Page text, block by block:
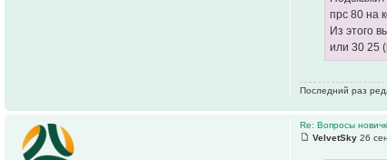
прс 80 на
Из этого
или 30 25
Последний раз
Re: Вопросы
VelvetSky 26